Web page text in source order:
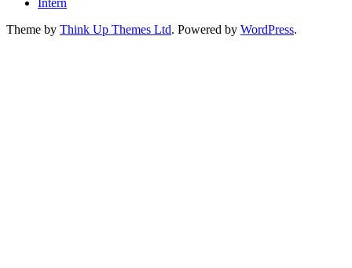
Theme by Think Up Themes Ltd. Powered by WordPress.